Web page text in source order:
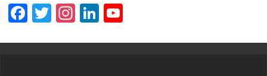
Facebook
Twitter
Instagram
LinkedIn